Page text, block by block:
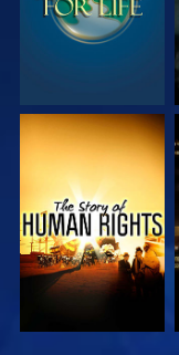
СМОТРЕТЬ